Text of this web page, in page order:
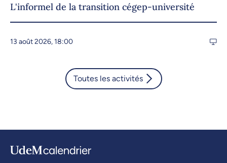
L'informel de la transition cégep-université
13 août 2026, 18:00
Toutes les activités